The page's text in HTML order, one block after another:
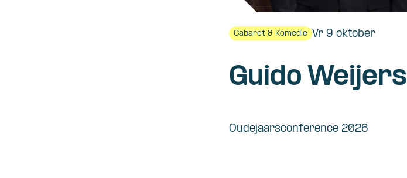
Cabaret & Komedie Vr 9 oktober
Guido Weijers
Oudejaarsconference 2026